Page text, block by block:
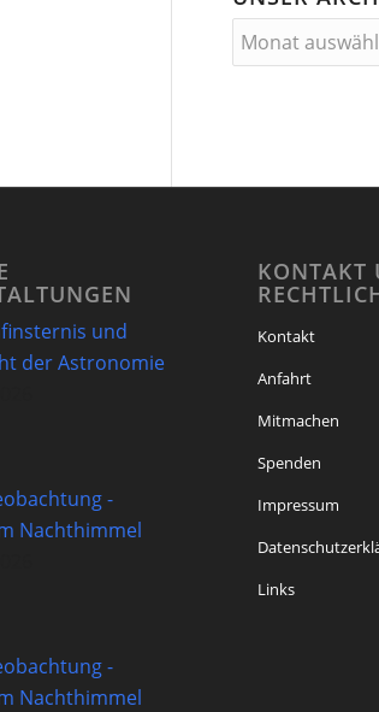
und
der Astronomie
-
Nachthimmel
-
Nachthimmel
KONTAKT
Kontakt
Anfahrt
Mitmachen
Spenden
Impressum
Links